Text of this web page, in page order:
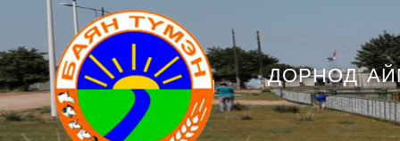
ДОРНОД